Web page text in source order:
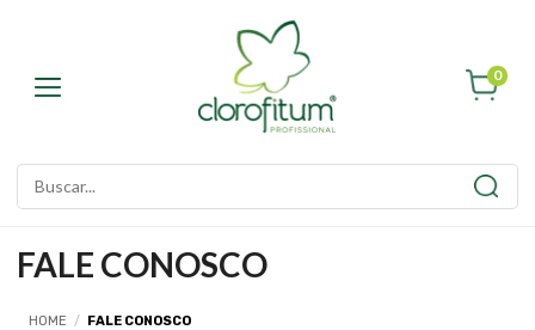
0
FALE CONOSCO
HOME / FALE CONOSCO